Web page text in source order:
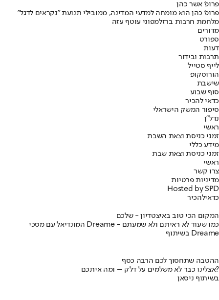
פרופ' אשר כהן
פרופ' כהן הוא מומחה למדעי המדינה, ממובילי תנועת "נקראים לדגל"
מלחמת חרבות ברזלמפוני עוטף עזה
מדורים
ספורט
דעות
תרבות ובידור
לייף סטייל
הורוסקופ
שישבת
סוף שבוע
כדאי להכיר
סיפור המשק הישראלי
נדל"ן
ראשי
זמני כניסת וצאת השבת
מידע כללי
זמני כניסת וצאת שבת
ראשי
צרו קשר
מדיניות פרטיות
Hosted by SPD
כדאילהכיר
המקום הכי טוב באיצטדיון - שלכם
המונדיאל עם מסכי Dreame - כמו שעוד לא ראיתם ולא שמעתם
בשיתוף Dreame
ההטבה שתחסוך לכם הרבה כסף
אצלינו כבר לא משלמים על דלק – ומה איתכם?
בשיתוף ניסאן